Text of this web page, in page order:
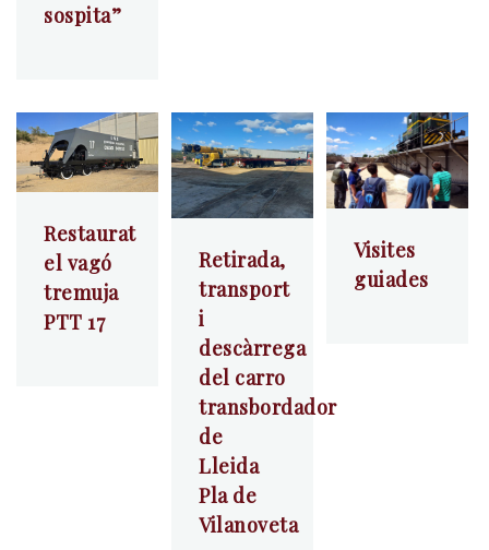
sospita”
Restaurat
el vagó
tremuja
PTT 17
Retirada,
transport
i
descàrrega
del carro
transbordador
de
Lleida
Pla de
Vilanoveta
Visites
guiades